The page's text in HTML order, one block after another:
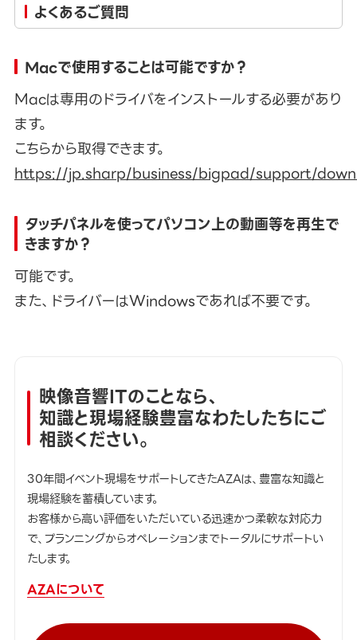
よくあるご質問
Macで使用することは可能ですか？
Macは専用のドライバをインストールする必要があり
ます。
こちらから取得できます。
https://jp.sharp/business/bigpad/support/
タッチパネルを使ってパソコン上の動画等を再生で
きますか？
可能です。
また、ドライバーはWindowsであれば不要です。
映像音響ITのことなら、
知識と現場経験豊富なわたしたちにご
相談ください。
30年間イベント現場をサポートしてきたAZAは、豊富な知識と
現場経験を蓄積しています。
お客様から高い評価をいただいている迅速かつ柔軟な対応力
で、プランニングからオペレーションまでトータルにサポートい
たします。
AZAについて